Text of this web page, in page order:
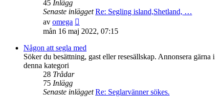
45 Inlägg
Senaste inlägget Re: Segling island,Shetland, …
av omega
till
senaste
inlägget
mån 16 maj 2022, 07:15
Någon att segla med
Söker du besättning, gast eller resesällskap. Annonsera gärna i
denna kategori
28 Trådar
75 Inlägg
Senaste inlägget Re: Seglarvänner sökes.